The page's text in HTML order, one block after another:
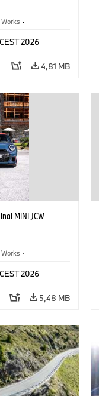
·
2026
4,81 MB
MINI JCW
·
2026
5,48 MB